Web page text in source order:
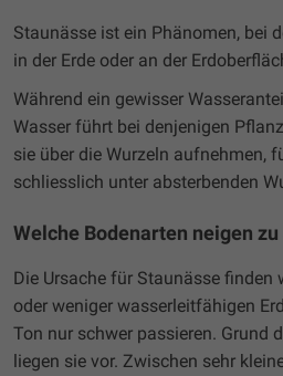
Staunässe ist ein Phänomen, bei
in der Erde oder an der
Während ein gewisser
Wasser führt bei denjenigen
sie über die Wurzeln aufnehmen,
schliesslich unter absterbenden
Welche Bodenarten neigen zu
Die Ursache für Staunässe
oder weniger wasserleitfähigen
Ton nur schwer passieren. Grund
liegen sie vor. Zwischen sehr